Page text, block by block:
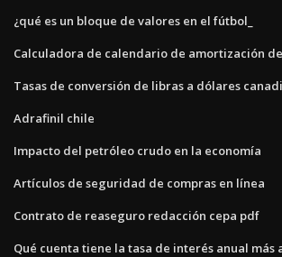
¿qué es un bloque de valores en el fútbol_
Calculadora de calendario de amortización
Tasas de conversión de libras a dólares
Adrafinil chile
Impacto del petróleo crudo en la economía
Artículos de seguridad de compras en línea
Contrato de reaseguro redacción cepa pdf
Qué cuenta tiene la tasa de interés anual más